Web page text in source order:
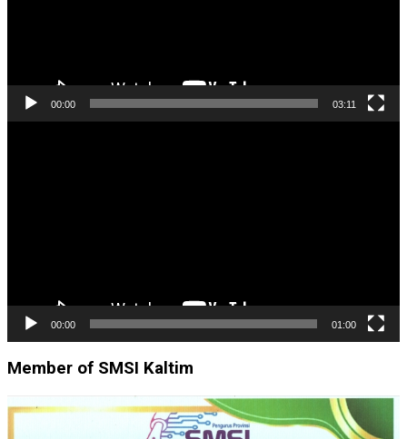
00:00 03:11
00:00 01:00
Member of SMSI Kaltim